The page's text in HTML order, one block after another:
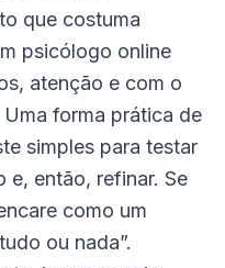
que costuma
psicólogo online
atenção e com o
forma prática de
simples para testar
e, então, refinar. Se
como um
ou nada”.